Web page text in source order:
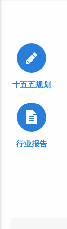
十五五规划
行业报告